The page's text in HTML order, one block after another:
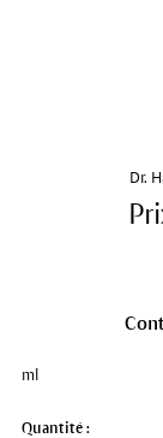
Dr.
ml
Quantité :